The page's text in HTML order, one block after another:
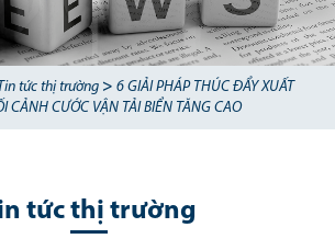
Tin tức thị trường > 6 GIẢI PHÁP THÚC ĐẨY XUẤT
CẢNH CƯỚC VẬN TẢI BIỂN TĂNG CAO
tức thị trường